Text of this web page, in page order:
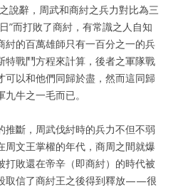
說辭，周武和商紂之兵力對比為三
”而打敗了商紂，有常識之人自知
紂的百萬雄師只有一百分之一的兵
特戰鬥方程來計算，後者之軍隊戰
可以和他們同歸於盡，然而這同歸
牛之一毛而已。
推斷，周武伐紂時的兵力不但不弱
周文王掌權的年代，商周之間就爆
打敗還在帝辛（即商紂）的時代被
取信了商紂王之後得到釋放——很